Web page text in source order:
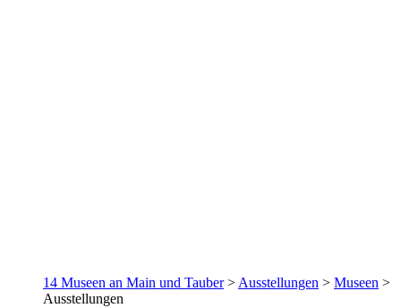
14 Museen an Main und Tauber> Ausstellungen > Museen >
Ausstellungen